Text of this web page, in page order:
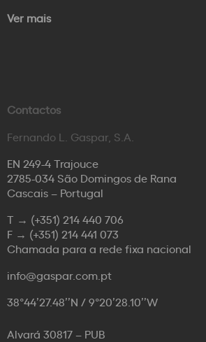
Ver mais
Contactos
Fernando L. Gaspar, S.A.
EN 249-4 Trajouce
2785-034 São Domingos de Rana
Cascais – Portugal
T → (+351) 214 440 706
F → (+351) 214 441 073
Chamada para a rede fixa nacional
info@gaspar.com.pt
38°44’27.48’’N / 9°20’28.10’’W
Alvará 30817 – PUB